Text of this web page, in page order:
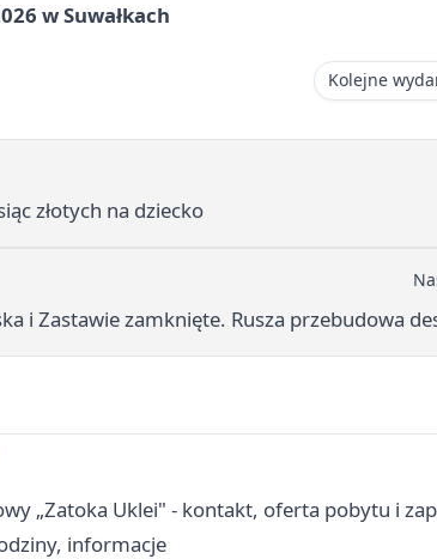
w Suwałkach
Kolejne
złotych na dziecko
i Zastawie zamknięte. Rusza przebudowa
„Zatoka Uklei" - kontakt, oferta pobytu i
informacje